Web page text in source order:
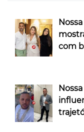
com